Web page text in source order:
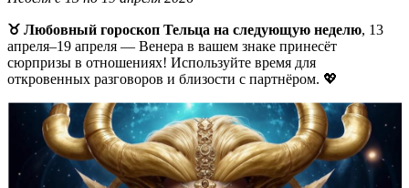
♉ Любовный гороскоп Тельца на следующую неделю, 13
апреля–19 апреля — Венера в вашем знаке принесёт
сюрпризы в отношениях! Используйте время для
откровенных разговоров и близости с партнёром. 💖